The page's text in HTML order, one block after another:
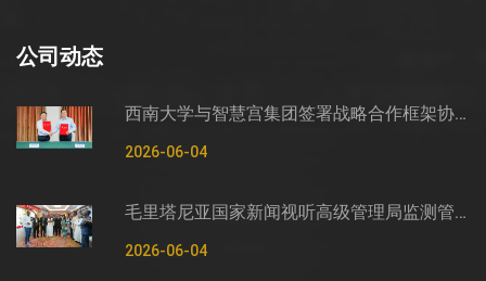
公司动态
西南大学与智慧宫集团签署战略合作框架协议
2026-06-04
毛里塔尼亚国家新闻视听高级管理局监测管控司司长穆罕默德·哈桑·埃萨利姆一行莅临智慧宫调研
2026-06-04